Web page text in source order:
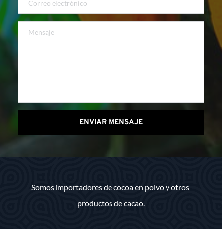
ENVIAR MENSAJE
Somos importadores de cocoa en polvo y otros
productos de cacao.